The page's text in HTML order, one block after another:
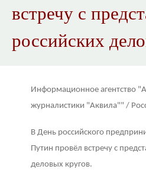
встречу с
российских
Информационное агентство
журналистики "Аквила"" /
В День российского
Путин провёл встречу с
деловых кругов.